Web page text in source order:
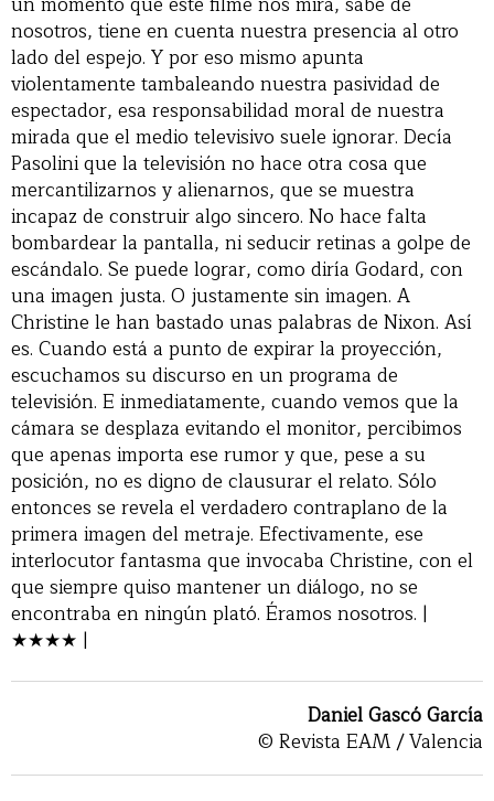
nosotros, tiene en cuenta nuestra presencia al otro
lado del espejo. Y por eso mismo apunta
violentamente tambaleando nuestra pasividad de
espectador, esa responsabilidad moral de nuestra
mirada que el medio televisivo suele ignorar. Decía
Pasolini que la televisión no hace otra cosa que
mercantilizarnos y alienarnos, que se muestra
incapaz de construir algo sincero. No hace falta
bombardear la pantalla, ni seducir retinas a golpe de
escándalo. Se puede lograr, como diría Godard, con
una imagen justa. O justamente sin imagen. A
Christine le han bastado unas palabras de Nixon. Así
es. Cuando está a punto de expirar la proyección,
escuchamos su discurso en un programa de
televisión. E inmediatamente, cuando vemos que la
cámara se desplaza evitando el monitor, percibimos
que apenas importa ese rumor y que, pese a su
posición, no es digno de clausurar el relato. Sólo
entonces se revela el verdadero contraplano de la
primera imagen del metraje. Efectivamente, ese
interlocutor fantasma que invocaba Christine, con el
que siempre quiso mantener un diálogo, no se
encontraba en ningún plató. Éramos nosotros. |
★★★★ |
Daniel Gascó García
© Revista EAM / Valencia